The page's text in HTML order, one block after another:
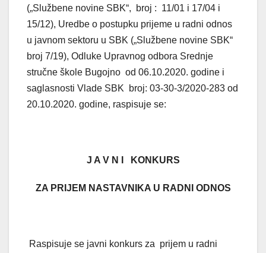
(„Službene novine SBK“, broj : 11/01 i 17/04 i
15/12), Uredbe o postupku prijeme u radni odnos
u javnom sektoru u SBK („Službene novine SBK“
broj 7/19), Odluke Upravnog odbora Srednje
stručne škole Bugojno od 06.10.2020. godine i
saglasnosti Vlade SBK broj: 03-30-3/2020-283 od
20.10.2020. godine, raspisuje se:
J A V N I KONKURS
ZA PRIJEM NASTAVNIKA U RADNI ODNOS
Raspisuje se javni konkurs za prijem u radni